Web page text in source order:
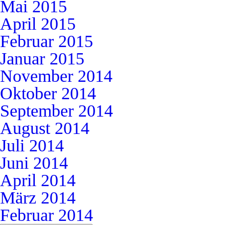
Mai 2015
April 2015
Februar 2015
Januar 2015
November 2014
Oktober 2014
September 2014
August 2014
Juli 2014
Juni 2014
April 2014
März 2014
Februar 2014